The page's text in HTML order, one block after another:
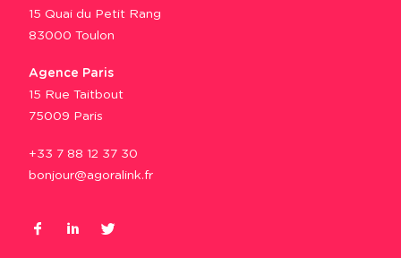
15 Quai du Petit Rang
83000 Toulon
Agence Paris
15 Rue Taitbout
75009 Paris
+33 7 88 12 37 30
bonjour@agoralink.fr